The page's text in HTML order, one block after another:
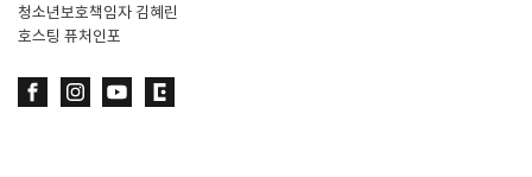
청소년보호책임자 김혜린
호스팅 퓨처인포